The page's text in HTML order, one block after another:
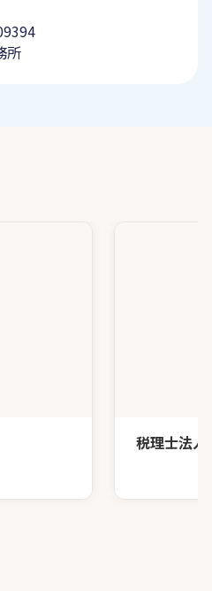
所
税理士法人